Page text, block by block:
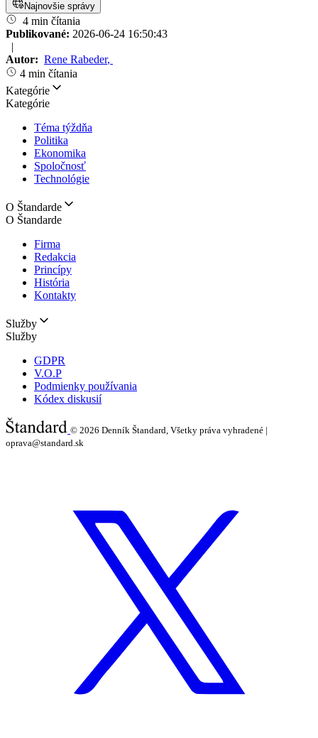
Najnovšie správy
4 min čítania
Publikované: 2026-06-24 16:50:43
|
Autor: Rene Rabeder,
4 min čítania
Kategórie
Kategórie
Téma týždňa
Politika
Ekonomika
Spoločnosť
Technológie
O Štandarde
O Štandarde
Firma
Redakcia
Princípy
História
Kontakty
Služby
Služby
GDPR
V.O.P
Podmienky používania
Kódex diskusií
© 2026 Denník Štandard, Všetky práva vyhradené |
oprava@standard.sk